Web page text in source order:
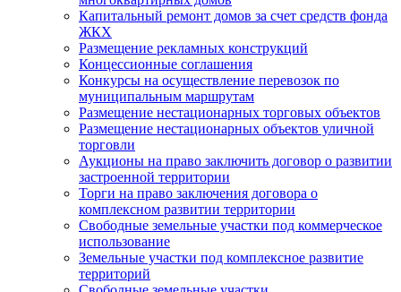
Капитальный ремонт домов за счет средств фонда
ЖКХ
Размещение рекламных конструкций
Концессионные соглашения
Конкурсы на осуществление перевозок по
муниципальным маршрутам
Размещение нестационарных торговых объектов
Размещение нестационарных объектов уличной
торговли
Аукционы на право заключить договор о развитии
застроенной территории
Торги на право заключения договора о
комплексном развитии территории
Свободные земельные участки под коммерческое
использование
Земельные участки под комплексное развитие
территорий